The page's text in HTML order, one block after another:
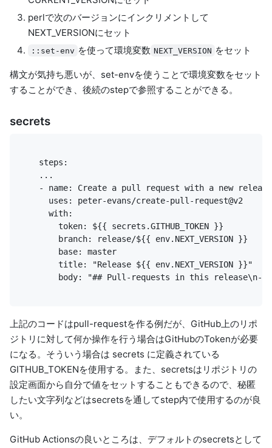
perlで次のバージョンにインクリメントして
NEXT_VERSIONにセット
::set-env を使って環境変数 NEXT_VERSION をセット
構文が気持ち悪いが、 set-envを使うことで環境変数をセット
することができ、後続のstepで参照することができる。
secrets
body: "## Pull-requests in this release\n-
上記のコードはpull-requestを作る例だが、GitHub上のリポ
ジトリに対して何か操作を行う場合はGitHubのTokenが必要
になる。そういう場合は secrets に定義されている
GITHUB_TOKENを使用する。また、secretsはリポジトリの
設定画面から自分で値をセットすることもできるので、秘匿
したい文字列などはsecretsを通してstep内で使用するのが良
い。
GitHub Actionsの良いところは、デフォルトのsecretsとして